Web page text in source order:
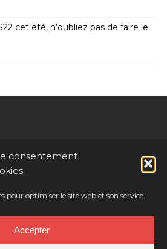
consentement
pour optimiser le site web et son service.
Accepter
cet été, n’oubliez pas de faire le